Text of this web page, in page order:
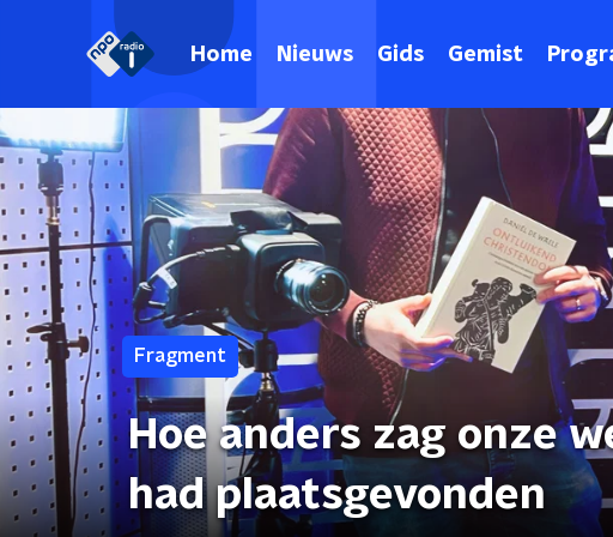
Home Nieuws Gids Gemist
Fragment
Hoe anders zag onze
had plaatsgevonden